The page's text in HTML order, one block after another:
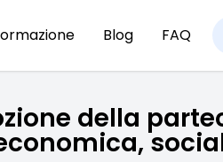
Blog FAQ
della